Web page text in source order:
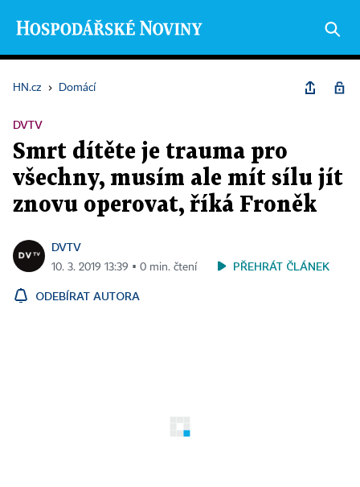
HN.cz › Domácí
DVTV
Smrt dítěte je trauma pro
všechny, musím ale mít sílu jít
znovu operovat, říká Froněk
DVTV
10. 3. 2019 13:39 ▪ 0 min. čtení PŘEHRÁT ČLÁNEK
ODEBÍRAT AUTORA